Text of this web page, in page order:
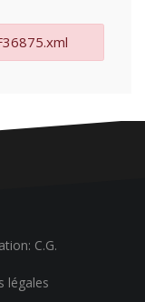
C.G.
légales